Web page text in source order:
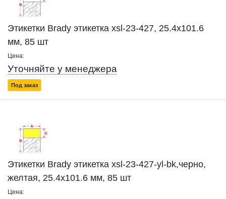
Этикетки Brady этикетка xsl-23-427, 25.4x101.6
мм, 85 шт
Цена:
Уточняйте у менеджера
Под заказ
Этикетки Brady этикетка xsl-23-427-yl-bk,черно,
желтая, 25.4x101.6 мм, 85 шт
Цена: